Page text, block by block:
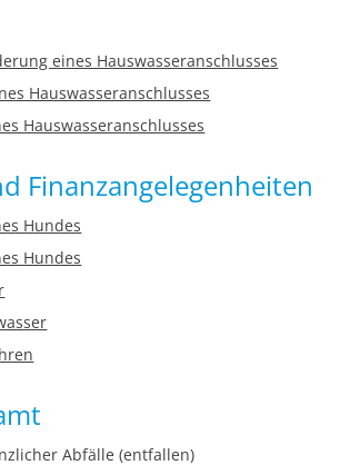
eines Hauswasseranschlusses
Hauswasseranschlusses
Hauswasseranschlusses
Finanzangelegenheiten
Hundes
Hundes
Abfälle (entfallen)